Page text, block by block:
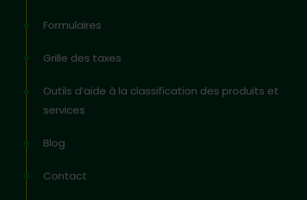
Formulaires
Grille des taxes
Outils d’aide à la classification des produits et
services
Blog
Contact